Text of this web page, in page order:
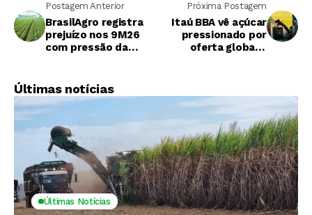
Postagem Anterior
BrasilAgro registra
prejuízo nos 9M26
com pressão da
apertadas
Próxima Postagem
Itaú BBA vê açúcar
pressionado por
oferta global e
Últimas notícias
Últimas Notícias